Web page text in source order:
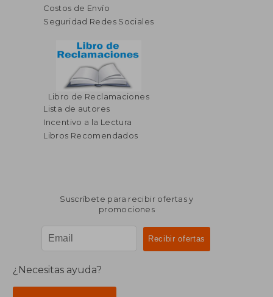
Costos de Envío
Seguridad Redes Sociales
Libro de Reclamaciones
Lista de autores
Incentivo a la Lectura
Libros Recomendados
Suscríbete para recibir ofertas y
promociones
¿Necesitas ayuda?